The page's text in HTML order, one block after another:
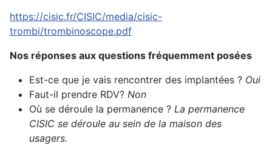
https://cisic.fr/CISIC/media/cisic-
trombi/trombinoscope.pdf
Nos réponses aux questions fréquemment posées
Est-ce que je vais rencontrer des implantées ? Oui
Faut-il prendre RDV? Non
Où se déroule la permanence ? La permanence
CISIC se déroule au sein de la maison des
usagers.